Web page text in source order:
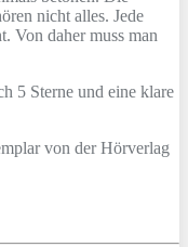
nicht alles. Jede
Von daher muss man
5 Sterne und eine klare
von der Hörverlag